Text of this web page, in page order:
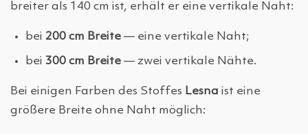
breiter als 140 cm ist, erhält er eine vertikale Naht:
bei 200 cm Breite — eine vertikale Naht;
bei 300 cm Breite — zwei vertikale Nähte.
Bei einigen Farben des Stoffes Lesna ist eine
größere Breite ohne Naht möglich: